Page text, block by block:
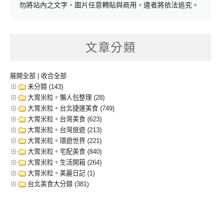
勿將站內之文字、圖片任意轉貼與商用，違者將依法追究。
文章分類
展開全部 | 收合全部
未分類 (143)
大胃米粒。懶人包整理 (28)
大胃米粒。台北捷運美食 (749)
大胃米粒。台灣美食 (623)
大胃米粒。台灣旅遊 (213)
大胃米粒。環遊世界 (221)
大胃米粒。宅配美食 (840)
大胃米粒。生活開箱 (264)
大胃米粒。美麗日記 (1)
台北美食大分類 (381)